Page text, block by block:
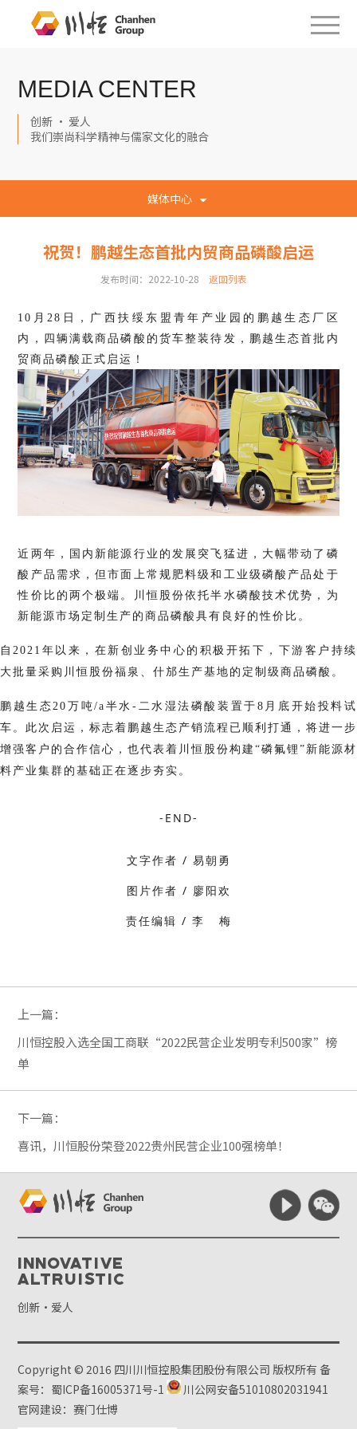
MEDIA CENTER
创新 · 爱人
我们崇尚科学精神与儒家文化的融合
媒体中心
祝贺！鹏越生态首批内贸商品磷酸启运
发布时间：2022-10-28 返回列表
10月28日，广西扶绥东盟青年产业园的鹏越生态厂区
内
，四辆满载商品磷酸的货车整装待发，鹏越生态首批内
贸商品磷酸正式启运！
近两年，国内新能源行业的发展突飞猛进，大幅带动了磷
酸产品需求，但市面上常规肥料级和工业级磷酸产品处于
性价比的两个极端。川恒股份依托半水磷酸技术优势，为
新能源市场定制生产的商品磷酸具有良好的性价比。
自2021 年以来，在新创业务中心的积极开拓下，下游客户持续
大批量采购川恒股份福泉、什邡生产基地的定制级商品磷酸。
鹏越生态20万吨/a半水-二水湿法磷酸装置于8月底开始投料试
车。 此次启运，标志着鹏越生态产销流程已顺利打通，将进一步
增强客户的合作信心，也代表着川恒股份构建“磷氟锂”新能源材
料产业集群的基础正在逐步夯实。
-END-
文字作者 / 易朝勇
图片作者 / 廖阳欢
责任编辑 / 李 梅
上一篇：
川恒控股入选全国工商联“2022民营企业发明专利500家”榜
单
下一篇：
喜讯，川恒股份荣登2022贵州民营企业100强榜单！
Innovative
Altruistic
创新·爱人
Copyright © 2016 四川川恒控股集团股份有限公司 版权所有备
案号：蜀ICP备16005371号-1
川公网安备51010802031941
官网建设：赛门仕博